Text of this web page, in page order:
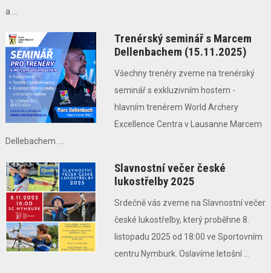
a ...
Trenérský seminář s Marcem
Dellenbachem (15.11.2025)
Všechny trenéry zveme na trenérský
seminář s exkluzivním hostem -
hlavním trenérem World Archery
Excellence Centra v Lausanne Marcem
Dellebachem. ...
Slavnostní večer české
lukostřelby 2025
Srdečně vás zveme na Slavnostní večer
české lukostřelby, který proběhne 8.
listopadu 2025 od 18:00 ve Sportovním
centru Nymburk. Oslavíme letošní ...